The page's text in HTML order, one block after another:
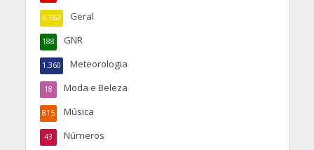
Geral
6.762
GNR
188
Meteorologia
1.360
Moda e Beleza
18
Música
815
Números
43